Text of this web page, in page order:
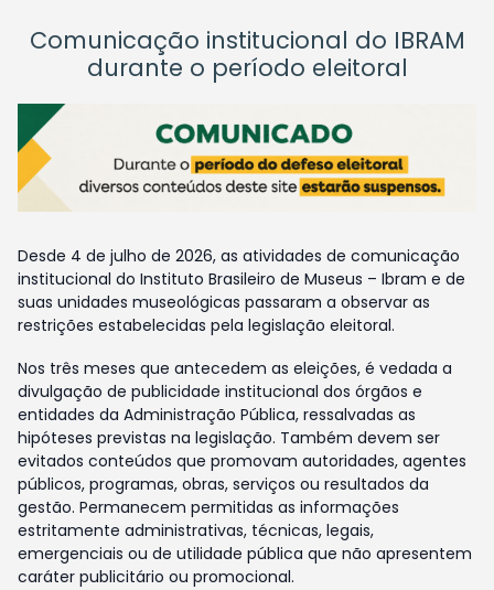
Comunicação institucional do IBRAM
durante o período eleitoral
Desde 4 de julho de 2026, as atividades de comunicação
institucional do Instituto Brasileiro de Museus – Ibram e de
suas unidades museológicas passaram a observar as
restrições estabelecidas pela legislação eleitoral.
Nos três meses que antecedem as eleições, é vedada a
divulgação de publicidade institucional dos órgãos e
entidades da Administração Pública, ressalvadas as
hipóteses previstas na legislação. Também devem ser
evitados conteúdos que promovam autoridades, agentes
públicos, programas, obras, serviços ou resultados da
gestão. Permanecem permitidas as informações
estritamente administrativas, técnicas, legais,
emergenciais ou de utilidade pública que não apresentem
caráter publicitário ou promocional.